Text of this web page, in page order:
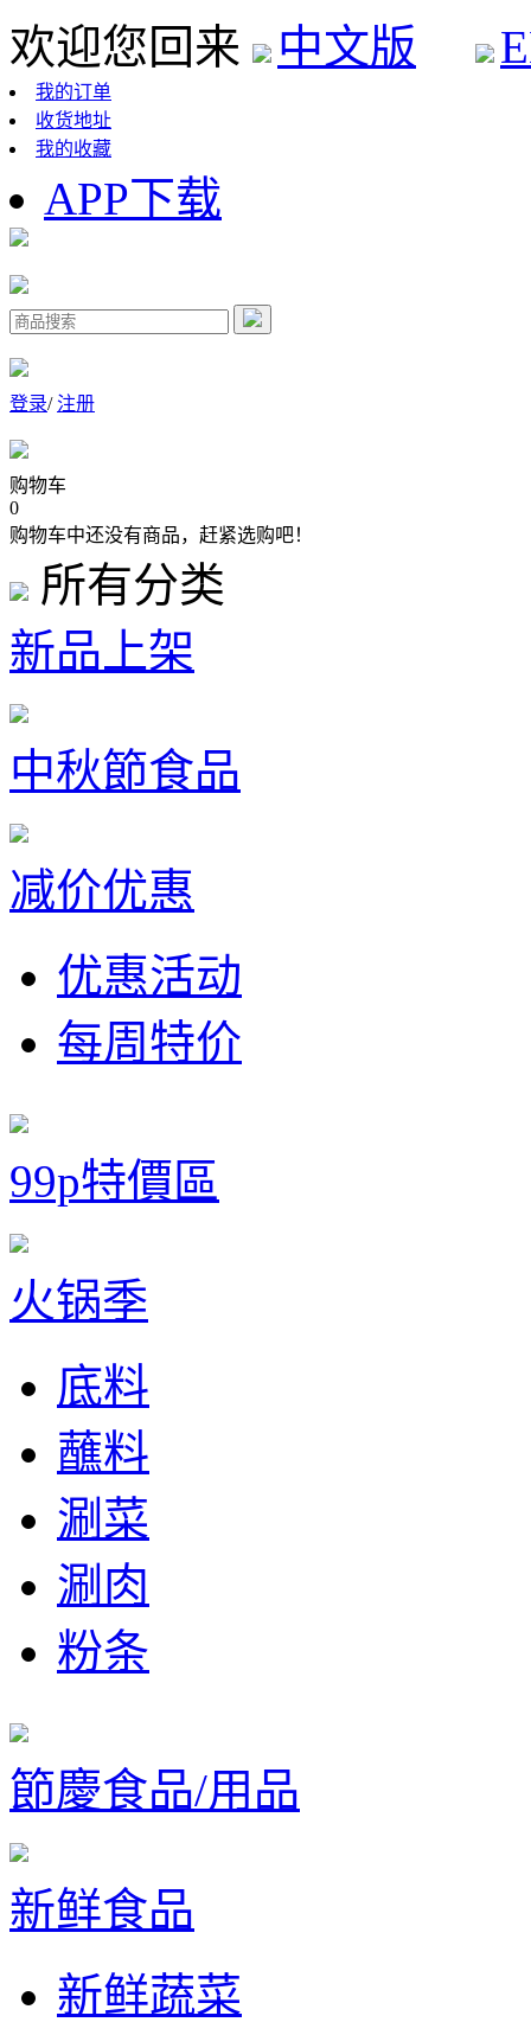
欢迎您回来 中文版
我的订单
收货地址
我的收藏
APP下载
登录/注册
购物车
0
购物车中还没有商品，赶紧选购吧！
所有分类
新品上架
中秋節食品
减价优惠
优惠活动
每周特价
99p特價區
火锅季
底料
蘸料
涮菜
涮肉
粉条
節慶食品/用品
新鲜食品
新鲜蔬菜